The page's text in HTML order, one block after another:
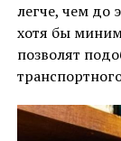
легче, чем до
хотя бы
позволят